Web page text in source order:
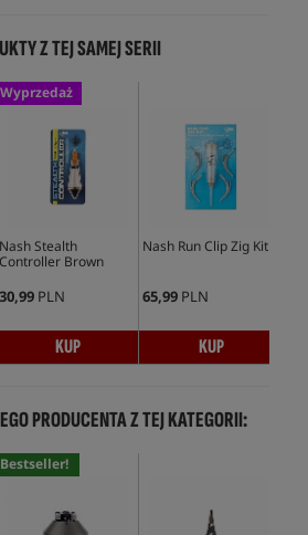
Z TEJ SAMEJ SERII
Wyprzedaż
Nash Stealth
Controller Brown
30,99 PLN
KUP
Nash Run Clip Zig Kit
65,99 PLN
KUP
PRODUCENTA Z TEJ KATEGORII:
Bestseller!